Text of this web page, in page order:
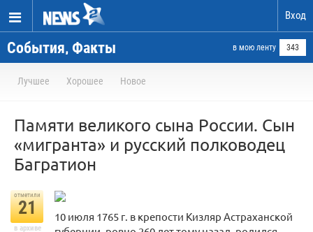
Вход
События, Факты в мою ленту 343
Лучшее Хорошее Новое
Памяти великого сына России. Сын
«мигранта» и русский полководец
Багратион
отметили
21
в архиве
10 июля 1765 г. в крепости Кизляр Астраханской